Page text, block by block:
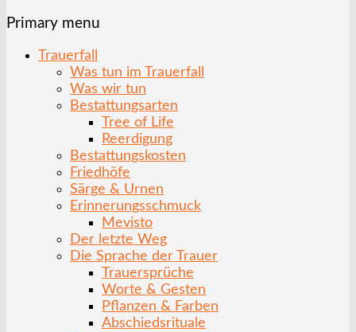
Primary menu
Trauerfall
Was tun im Trauerfall
Was wir tun
Bestattungsarten
Tree of Life
Reerdigung
Bestattungskosten
Friedhöfe
Särge & Urnen
Erinnerungsschmuck
Mevisto
Der letzte Weg
Die Sprache der Trauer
Trauersprüche
Worte & Gesten
Pflanzen & Farben
Abschiedsrituale